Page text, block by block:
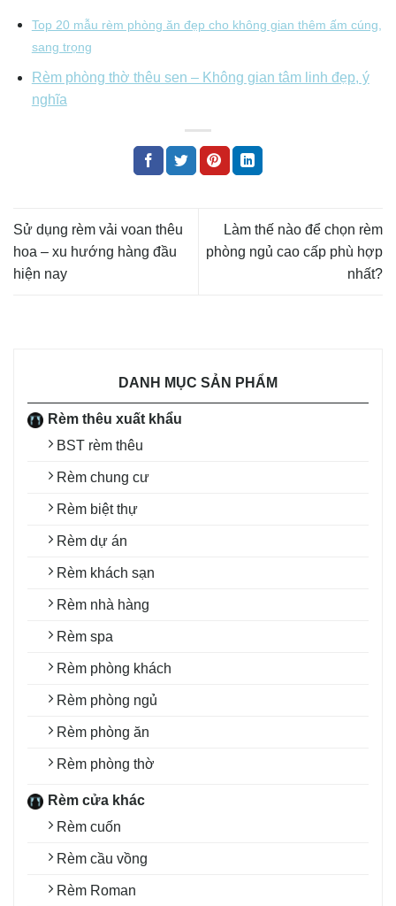
DANH MỤC SẢN PHẨM
Rèm thêu xuất khẩu
BST rèm thêu
Rèm chung cư
Rèm biệt thự
Rèm dự án
Rèm khách sạn
Rèm nhà hàng
Rèm spa
Rèm phòng khách
Rèm phòng ngủ
Rèm phòng ăn
Rèm phòng thờ
Rèm cửa khác
Rèm cuốn
Rèm cầu vồng
Rèm Roman
Top 20 mẫu rèm phòng ăn đẹp cho không gian thêm ấm cúng,
sang trọng
Rèm phòng thờ thêu sen – Không gian tâm linh đẹp, ý
nghĩa
Sử dụng rèm vải voan thêu
hoa – xu hướng hàng đầu
hiện nay
Làm thế nào để chọn rèm
phòng ngủ cao cấp phù hợp
nhất?